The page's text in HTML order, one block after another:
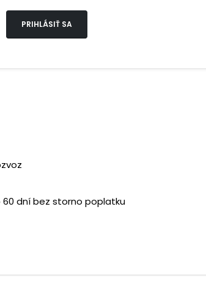
PRIHLÁSIŤ SA
dní bez storno poplatku